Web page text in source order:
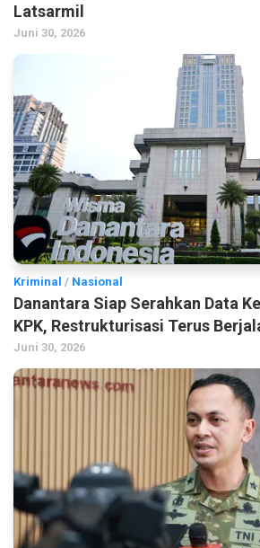
Latsarmil
Juni 30, 2026
Kriminal / Nasional
Danantara Siap Serahkan Data
KPK, Restrukturisasi Terus
Juni 30, 2026